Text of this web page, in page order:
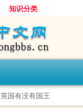
知识分类
英国有没有国王